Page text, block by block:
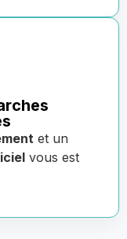
et un
vous est